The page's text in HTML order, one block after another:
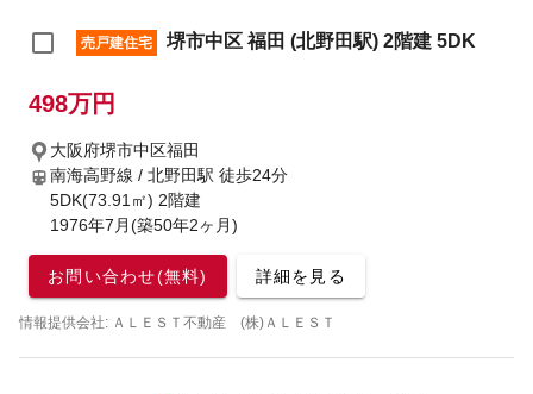
売戸建住宅 堺市中区 福田 (北野田駅) 2階建 5DK
498万円
大阪府堺市中区福田
南海高野線 / 北野田駅 徒歩24分
5DK(73.91㎡) 2階建
1976年7月(築50年2ヶ月)
お問い合わせ(無料) 詳細を見る
情報提供会社: ＡＬＥＳＴ不動産 (株)ＡＬＥＳＴ